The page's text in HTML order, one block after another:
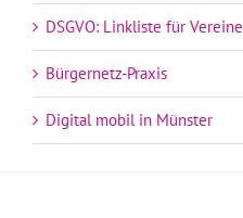
DSGVO: Linkliste für Vereine
Bürgernetz-Praxis
Digital mobil in Münster